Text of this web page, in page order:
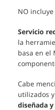
NO
Servicio
la
basa en el
Cabe
utilizados
diseñada